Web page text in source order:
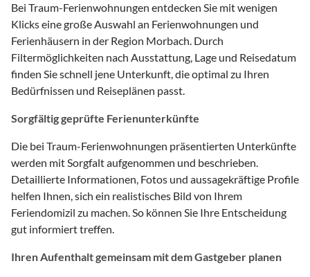
Bei Traum-Ferienwohnungen entdecken Sie mit wenigen
Klicks eine große Auswahl an Ferienwohnungen und
Ferienhäusern in der Region Morbach. Durch
Filtermöglichkeiten nach Ausstattung, Lage und Reisedatum
finden Sie schnell jene Unterkunft, die optimal zu Ihren
Bedürfnissen und Reiseplänen passt.
Sorgfältig geprüfte Ferienunterkünfte
Die bei Traum-Ferienwohnungen präsentierten Unterkünfte
werden mit Sorgfalt aufgenommen und beschrieben.
Detaillierte Informationen, Fotos und aussagekräftige Profile
helfen Ihnen, sich ein realistisches Bild von Ihrem
Feriendomizil zu machen. So können Sie Ihre Entscheidung
gut informiert treffen.
Ihren Aufenthalt gemeinsam mit dem Gastgeber planen